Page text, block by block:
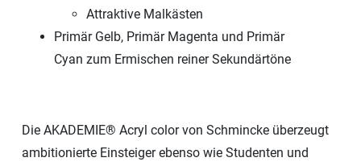
Attraktive Malkästen
Primär Gelb, Primär Magenta und Primär
Cyan zum Ermischen reiner Sekundärtöne
Die AKADEMIE® Acryl color von Schmincke überzeugt
ambitionierte Einsteiger ebenso wie Studenten und